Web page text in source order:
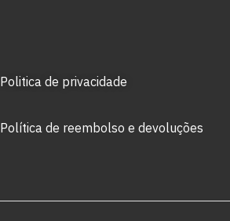
Politica de privacidade
Política de reembolso e devoluções